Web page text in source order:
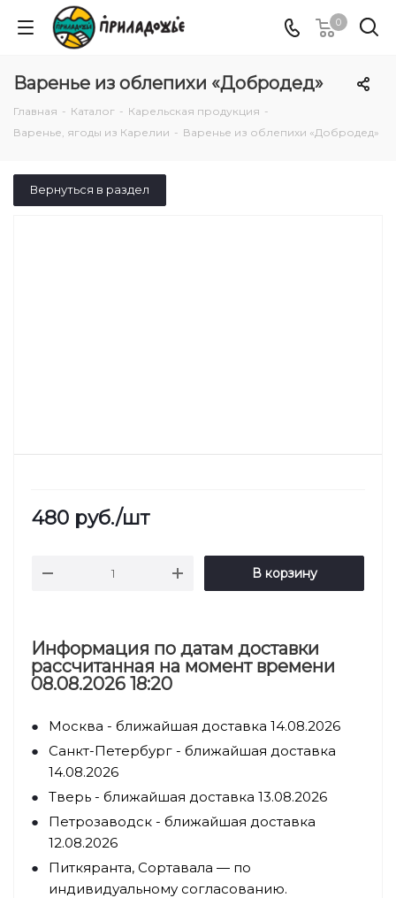
0
Варенье из облепихи «Добродед»
Главная - Каталог - Карельская продукция -
Варенье, ягоды из Карелии - Варенье из облепихи «Добродед»
Вернуться в раздел
480 руб./шт
В корзину
Информация по датам доставки
рассчитанная на момент времени
08.08.2026 18:20
Москва - ближайшая доставка 14.08.2026
Санкт-Петербург - ближайшая доставка
14.08.2026
Тверь - ближайшая доставка 13.08.2026
Петрозаводск - ближайшая доставка
12.08.2026
Питкяранта, Сортавала — по
индивидуальному согласованию.